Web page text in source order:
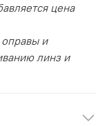
цена
и
линз и